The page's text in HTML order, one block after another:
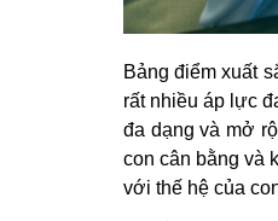
Bảng điểm xuất
rất nhiều áp lực
đa dạng và mở
con cân bằng và
với thế hệ của